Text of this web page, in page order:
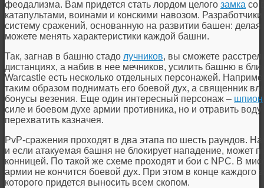
феодализма. Вам придется стать лордом целого замка со
катапультами, воинами и конскими навозом.
систему сражений, основанную на развитии башен:
можете менять характеристики каждой башни.
Так, загнав в башню стадо лучников, вы сможете
дистанциях, а набив в нее мечников, усилить башню в
Warcastle есть несколько отдельных персонажей.
таким образом поднимать его боевой дух, а священник
бонусы везения. Еще один интересный персонаж – шпион
силе и боевом духе армии противника, но и отравить
перехватить казначея.
PvP-сражения проходят в два этапа по шесть раундов.
и если атакуемая башня не блокирует нападение, может
конницей. По такой же схеме проходят и бои с NPC. В
армии не кончится боевой дух. При этом в конце каждого
которого придется выносить всем скопом.